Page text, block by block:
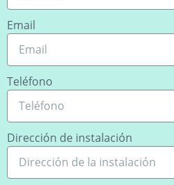
Email
Teléfono
Dirección de instalación